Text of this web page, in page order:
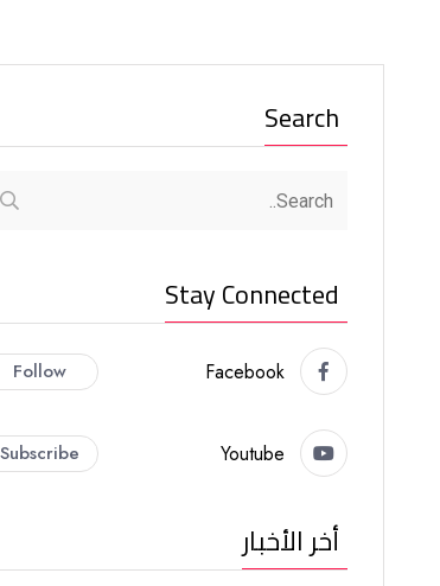
Search
Stay Connected
Facebook
Follow
Youtube
Subscribe
أخر الأخبار